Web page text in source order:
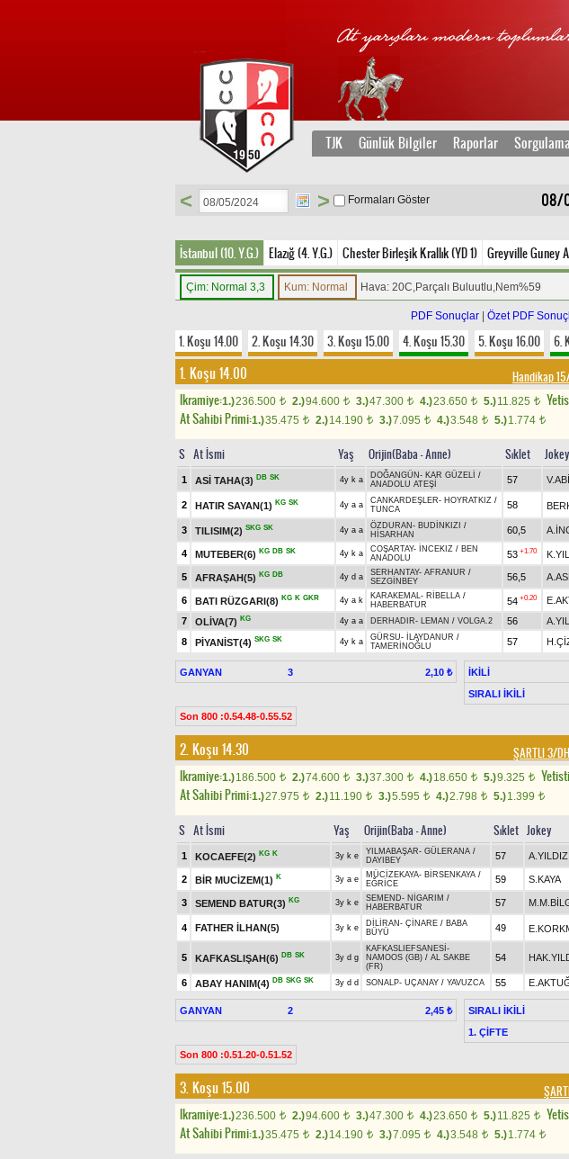
TJK Günlük Bilgiler Raporlar Sorgulama
08/
< > Formaları Göster
İstanbul (10. Y.G.) Elazığ (4. Y.G.) Chester Birleşik Krallık (YD 1) Greyville Guney
Çim: Normal 3,3 Kum: Normal Hava: 20C,Parçalı Buluutlu,Nem%59
PDF Sonuçlar Özet PDF
1. Koşu 14.00 2. Koşu 14.30 3. Koşu 15.00 4. Koşu 15.30 5. Koşu 16.00 6.
1. Koşu 14.00 Handikap
Ikramiye:1.)236.500 t 2.)94.600 t 3.)47.300 t 4.)23.650 t 5.)11.825 t
At Sahibi Primi:1.)35.475 t 2.)14.190 t 3.)7.095 t 4.)3.548 t 5.)1.774 t
S At İsmi Yaş Orijin(Baba - Anne) Sıklet Jokey
1 ASİ TAHA(3) DB SK 4y k a DOĞANGÜN - KAR GÜZELİ /
ANADOLU ATEŞİ
57
2 HATIR SAYAN(1) KG SK 4y a a CANKARDEŞLER- HOYRATKIZ /
TUNCA
58
3 TILISIM(2) SKG SK 4y a a ÖZDURAN - BUDİNKIZI /
HİSARHAN
60,5
4 MUTEBER(6) KG DB SK 4y k a COŞARTAY- İNCEKIZ / BEN
ANADOLU
53 +1.70
5 AFRAŞAH(5) KG DB 4y d a SERHANTAY- AFRANUR /
SEZGİNBEY
56,5
6 BATI RÜZGARI(8) KG K GKR 4y a k KARAKEMAL- RİBELLA /
HABERBATUR
54 +0.20
7
OLİVA(7) KG 4y a a DERHADIR- LEMAN / VOLGA.2 56
8
PİYANİST(4) SKG SK 4y k a GÜRSU- İLAYDANUR /
TAMERİNOĞLU
57
GANYAN 3 2,10 ₺ İKİLİ
SIRALI İKİLİ
Son 800 :0.54.48-0.55.52
2. Koşu 14.30 ŞARTLI 3/
Ikramiye:1.)186.500 t 2.)74.600 t 3.)37.300 t 4.)18.650 t 5.)9.325 t
At Sahibi Primi:1.)27.975 t 2.)11.190 t 3.)5.595 t 4.)2.798 t 5.)1.399 t
S At İsmi Yaş Orijin(Baba - Anne) Sıklet Jokey
1 KOCAEFE(2) KG K 3y k e YILMABAŞAR- GÜLERANA /
DAYIBEY
57 A.YILDIZ
2 BİR MUCİZEM(1) K 3y a e MÜCİZEKAYA- BİRSENKAYA /
EĞRİCE
59 S.KAYA
3 SEMEND BATUR(3) KG 3y k e SEMEND- NİGARIM /
HABERBATUR
57
4 FATHER İLHAN(5) 3y k e DİLİRAN - ÇİNARE / BABA
BÜYÜ
49
5 KAFKASLIŞAH(6) DB SK 3y d g
KAFKASLIEFSANESİ -
NAMOOS (GB) / AL SAKBE
(FR)
54
6 ABAY HANIM(4) DB SKG SK 3y d d SONALP- UÇANAY / YAVUZCA 55
GANYAN 2 2,45 ₺ SIRALI İKİLİ
1. ÇİFTE
Son 800 :0.51.20-0.51.52
3. Koşu 15.00
Ikramiye:1.)236.500 t 2.)94.600 t 3.)47.300 t 4.)23.650 t 5.)11.825 t
At Sahibi Primi:1.)35.475 t 2.)14.190 t 3.)7.095 t 4.)3.548 t 5.)1.774 t